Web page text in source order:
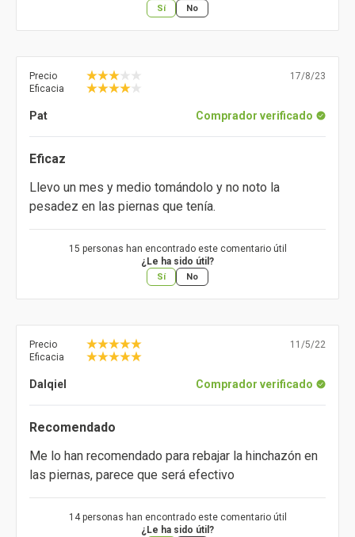
Sí No
Precio
Eficacia
17/8/23
Pat Comprador verificado
Eficaz
Llevo un mes y medio tomándolo y no noto la
pesadez en las piernas que tenía.
15 personas han encontrado este comentario útil
¿Le ha sido útil?
Sí No
Precio
Eficacia
11/5/22
Dalqiel Comprador verificado
Recomendado
Me lo han recomendado para rebajar la hinchazón en
las piernas, parece que será efectivo
14 personas han encontrado este comentario útil
¿Le ha sido útil?